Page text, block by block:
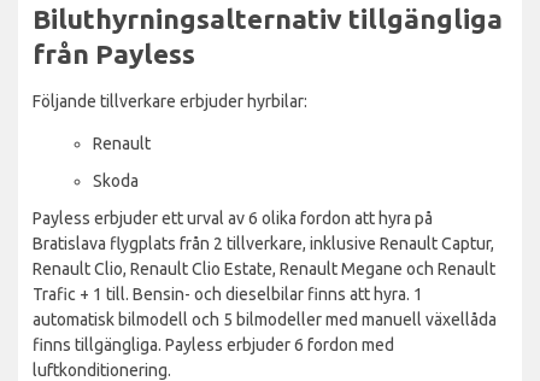
Biluthyrningsalternativ tillgängliga
från Payless
Följande tillverkare erbjuder hyrbilar:
Renault
Skoda
Payless erbjuder ett urval av 6 olika fordon att hyra på
Bratislava flygplats från 2 tillverkare, inklusive Renault Captur,
Renault Clio, Renault Clio Estate, Renault Megane och Renault
Trafic + 1 till. Bensin- och dieselbilar finns att hyra. 1
automatisk bilmodell och 5 bilmodeller med manuell växellåda
finns tillgängliga. Payless erbjuder 6 fordon med
luftkonditionering.